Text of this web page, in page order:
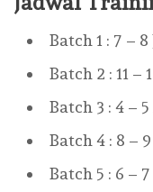
Batch 1 : 7 –
Batch 2 : 11 –
Batch 3 : 4 –
Batch 4 : 8 –
Batch 5 : 6 –